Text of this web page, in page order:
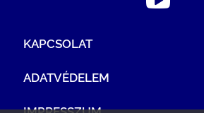
KAPCSOLAT
ADATVÉDELEM